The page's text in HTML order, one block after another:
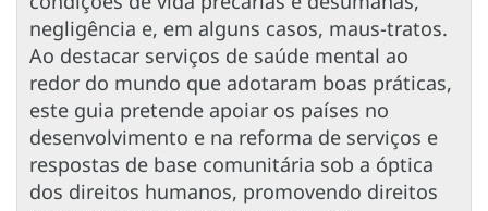
negligência e, em alguns casos, maus-tratos.
Ao destacar serviços de saúde mental ao
redor do mundo que adotaram boas práticas,
este guia pretende apoiar os países no
desenvolvimento e na reforma de serviços e
respostas de base comunitária sob a óptica
dos direitos humanos, promovendo direitos